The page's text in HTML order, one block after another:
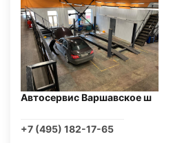
Автосервис Варшавское ш
+7 (495) 182-17-65